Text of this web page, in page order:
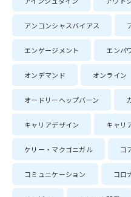
アンコンシャスバイアス
エンゲージメント エンパ
オンデマンド オンライン
オードリーヘップバーン
キャリアデザイン キャリ
ケリー・マクゴニガル コ
コミュニケーション コロ